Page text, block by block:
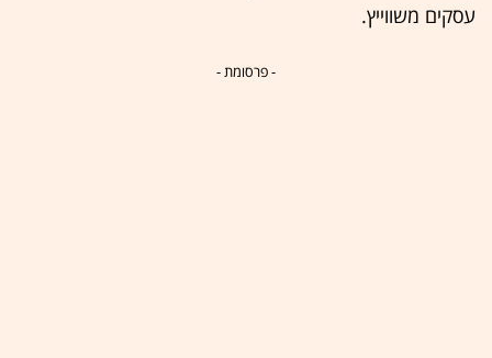
עסקים משווייץ.
- פרסומת -